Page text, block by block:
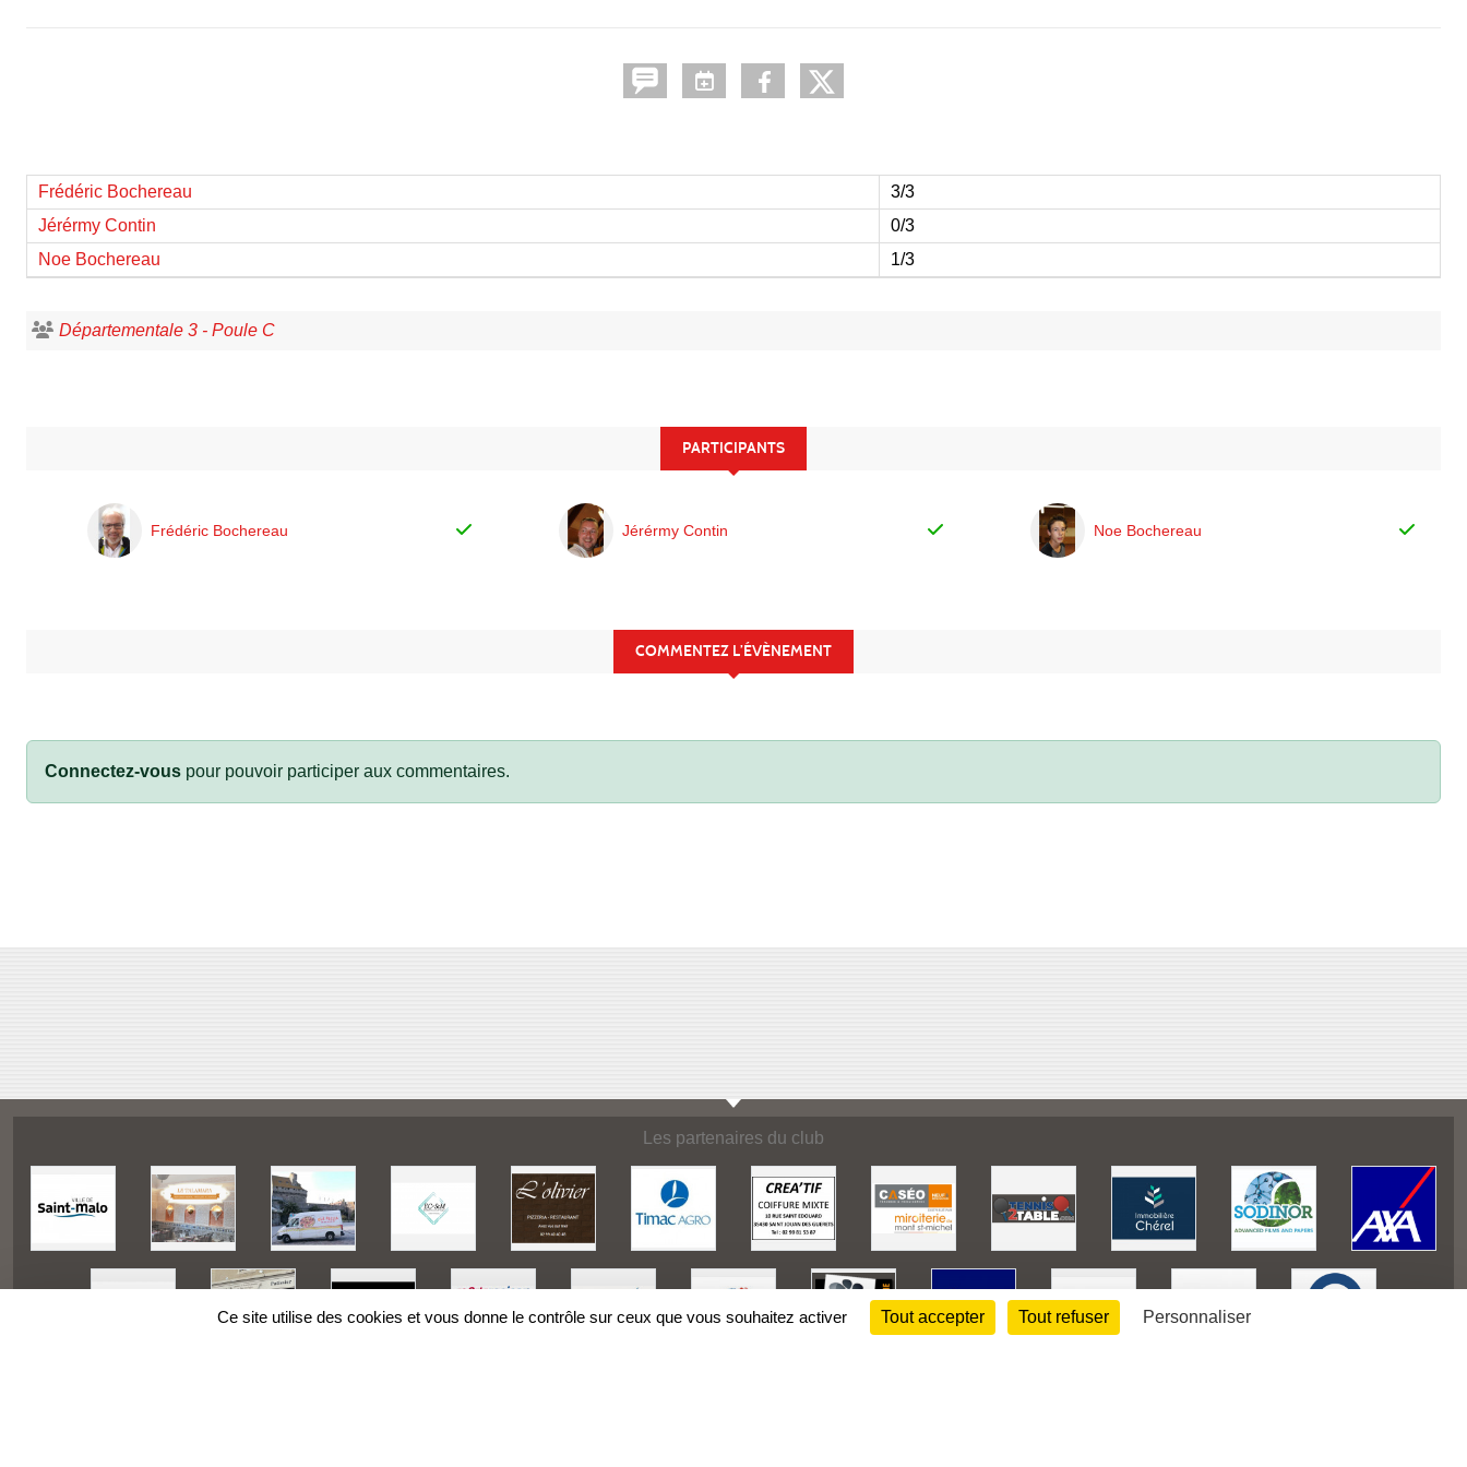
Frédéric Bochereau
3/3
Jérérmy Contin
0/3
Noe Bochereau
1/3
Départementale 3 - Poule C
PARTICIPANTS
Frédéric Bochereau Jérérmy Contin Noe Bochereau
COMMENTEZ L’ÉVÈNEMENT
Connectez-vous pour pouvoir participer aux commentaires.
Les partenaires du club
Ce site utilise des cookies et vous donne le contrôle sur ceux que vous souhaitez activer Tout accepter Tout refuser Personnaliser